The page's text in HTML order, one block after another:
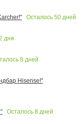
Осталось 50 дней
дня
8 дней
Hisense!"
Осталось 8 дней